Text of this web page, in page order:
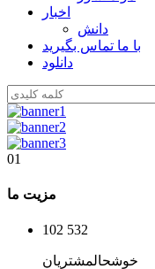
اخبار
دانش
با ما تماس بگیرید
دانلود
01
مزیت ما
102 532
خوشحالمشتریان